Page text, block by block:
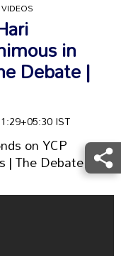
in
Debate |
IST
on YCP
The Debate |